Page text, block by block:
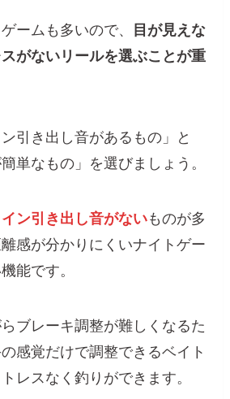
ームも多いので、
目が見えな
がないリールを選ぶことが重
引き出し音があるもの」と
単なもの」を選びましょう。
イン引き出し音がないものが多
感が分かりにくいナイトゲー
能です。
ブレーキ調整が難しくなるた
感覚だけで調整できるベイト
レスなく釣りができます。